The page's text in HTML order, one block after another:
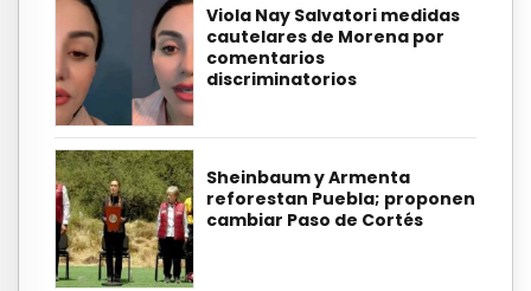
Viola Nay Salvatori medidas
cautelares de Morena por
comentarios
discriminatorios
Sheinbaum y Armenta
reforestan Puebla; proponen
cambiar Paso de Cortés